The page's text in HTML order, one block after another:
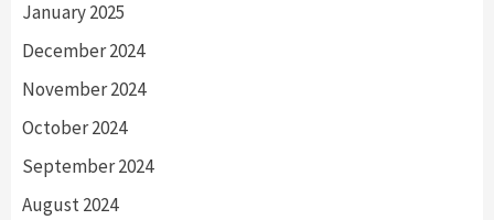
January 2025
December 2024
November 2024
October 2024
September 2024
August 2024